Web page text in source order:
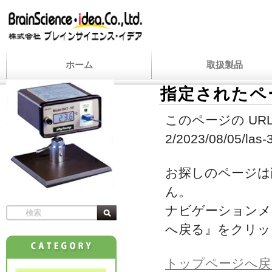
ホーム 取扱製品
指定された
このページの
2/2023/08/05/las-
お探しのページ
ん。
ナビゲーション
へ戻る』をクリ
トップページへ